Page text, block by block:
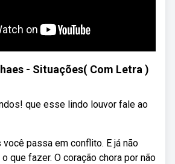
- Situações( Com Letra )
que esse lindo louvor fale ao
passa em conflito. E já não
que fazer. O coração chora por não